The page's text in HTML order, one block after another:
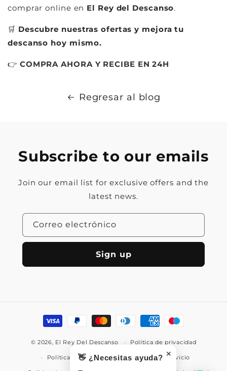
comprar online en El Rey del Descanso.
🛒 Descubre nuestras ofertas y mejora tu
descanso hoy mismo.
👉 COMPRA AHORAY RECIBE EN 24H
Regresar al blog
Subscribe to our emails
Join our email list for exclusive offers and the
latest news.
Correo electrónico
Sign up
Formas
de
pago
© 2026, El Rey Del Descanso Política de privacidad
Política de reembolso Términos del servicio
✕
👋 ¿Necesitas ayuda?